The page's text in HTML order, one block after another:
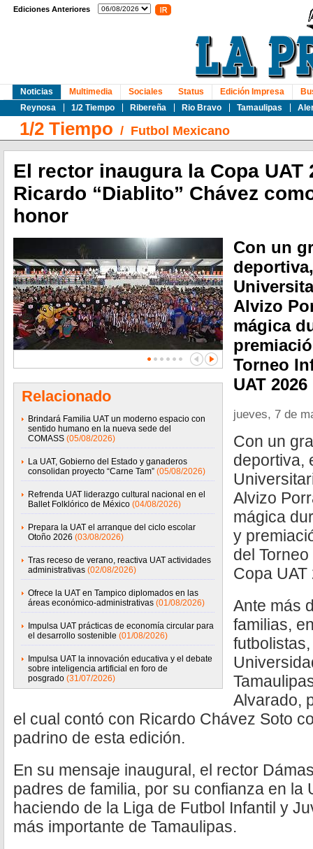
Ediciones Anteriores
Noticias
Reynosa
1/2 Tiempo Ribereña Rio Bravo Tamaulipas
Multimedia Sociales Status Edición Impresa
1/2 Tiempo / Futbol Mexicano
El rector inaugura la Copa UAT
Ricardo “Diablito” Chávez
honor
Relacionado
Brindará Familia UAT un moderno espacio con
sentido humano en la nueva sede del
COMASS (05/08/2026)
La UAT, Gobierno del Estado y ganaderos
consolidan proyecto “Carne Tam” (05/08/2026)
Refrenda UAT liderazgo cultural nacional en el
Ballet Folklórico de México (04/08/2026)
Prepara la UAT el arranque del ciclo escolar
Otoño 2026 (03/08/2026)
Tras receso de verano, reactiva UAT actividades
administrativas (02/08/2026)
Ofrece la UAT en Tampico diplomados en las
áreas económico-administrativas (01/08/2026)
Impulsa UAT prácticas de economía circular para
el desarrollo sostenible (01/08/2026)
Impulsa UAT la innovación educativa y el debate
sobre inteligencia artificial en foro de
posgrado (31/07/2026)
Con un
Alvizo
mágica
Torneo
UAT 2026
jueves, 7 de
Con un
deportiva,
Alvizo
mágica
y
del
Copa UAT
Ante más
familias,
Alvarado,
el cual contó con Ricardo Chávez Soto
padrino de esta edición.
En su mensaje inaugural, el rector
padres de familia, por su confianza en la
haciendo de la Liga de Futbol Infantil y
más importante de Tamaulipas.